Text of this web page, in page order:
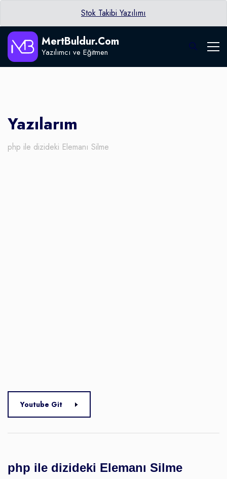
Stok Takibi Yazılımı
MertBuldur.Com
Yazılımcı ve Eğitmen
Yazılarım
php ile dizideki Elemanı Silme
Youtube Git
php ile dizideki Elemanı Silme